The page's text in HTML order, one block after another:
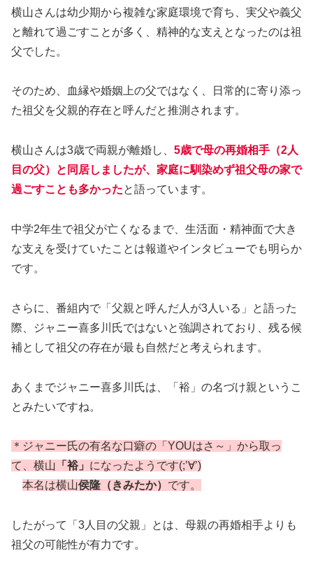
横山さんは幼少期から複雑な家庭環境で育ち、実父や義父
と離れて過ごすことが多く、精神的な支えとなったのは祖
父でした。
そのため、血縁や婚姻上の父ではなく、日常的に寄り添っ
た祖父を父親的存在と呼んだと推測されます。
横山さんは3歳で両親が離婚し、 5歳で母の再婚相手（2人
目の父）と同居しましたが、家庭に馴染めず祖父母の家で
過ごすことも多かったと語っています。
中学2年生で祖父が亡くなるまで、生活面・精神面で大き
な支えを受けていたことは報道やインタビューでも明らか
です。
さらに、番組内で「父親と呼んだ人が3人いる」と語った
際、ジャニー喜多川氏ではないと強調されており、残る候
補として祖父の存在が最も自然だと考えられます。
あくまでジャニー喜多川氏は、「裕」の名づけ親というこ
とみたいですね。
＊ジャニー氏の有名な口癖の「YOUはさ～」から取っ
て、横山 「裕」 になったようです(;’∀’)
本名は横山侯隆（きみたか） です。
したがって「3人目の父親」とは、母親の再婚相手よりも
祖父の可能性が有力です。